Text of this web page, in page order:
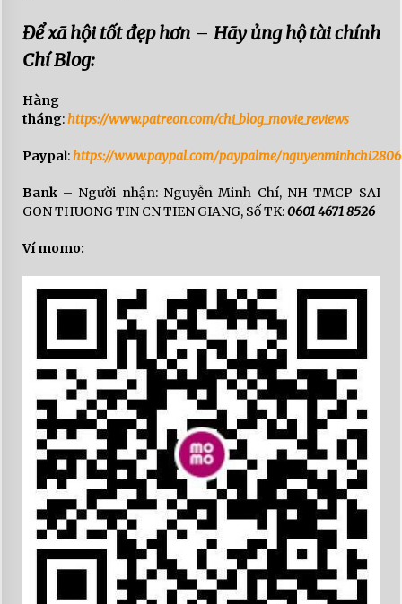
Để xã hội tốt đẹp hơn– Hãy ủng hộ tài chính
Chí Blog:
Hàng
tháng:https://www.patreon.com/chi_blog_movie_reviews
Paypal:https://www.paypal.com/paypalme/nguyenminhchi2806
Bank– Người nhận: Nguyễn Minh Chí, NH TMCP SAI
GON THUONG TIN CN TIEN GIANG, Số TK:0601 4671 8526
Ví momo: